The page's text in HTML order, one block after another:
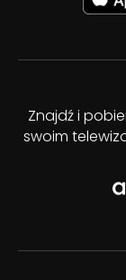
Znajdź i
swoim